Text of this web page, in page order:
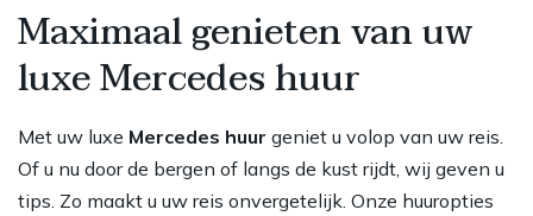
Maximaal genieten van uw
luxe Mercedes huur
Met uw luxe Mercedes huur geniet u volop van uw reis.
Of u nu door de bergen of langs de kust rijdt, wij geven u
tips. Zo maakt u uw reis onvergetelijk. Onze huuropties